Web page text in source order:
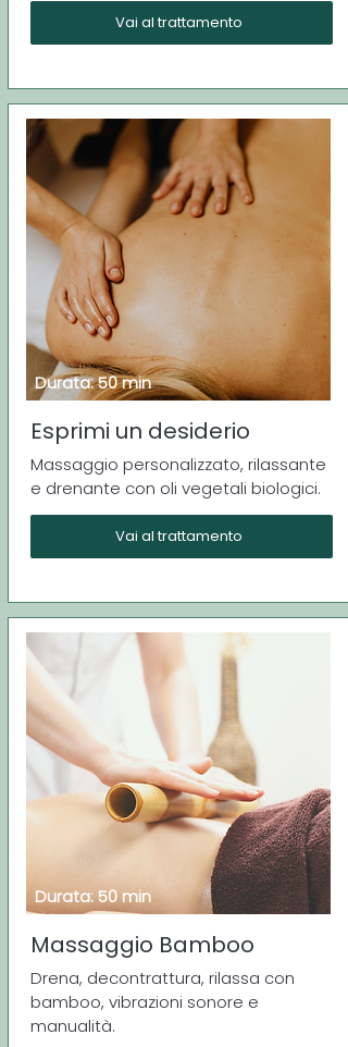
Vai al trattamento
Durata: 50 min
Esprimi un desiderio
Massaggio personalizzato, rilassante
e drenante con oli vegetali biologici.
Vai al trattamento
Durata: 50 min
Massaggio Bamboo
Drena, decontrattura, rilassa con
bamboo, vibrazioni sonore e
manualità.